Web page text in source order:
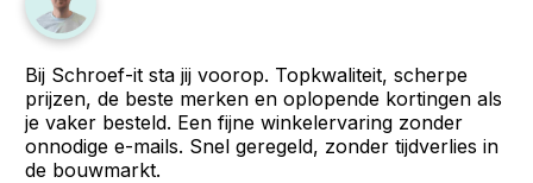
Bij Schroef-it sta jij voorop. Topkwaliteit, scherpe
prijzen, de beste merken en oplopende kortingen als
je vaker besteld. Een fijne winkelervaring zonder
onnodige e-mails. Snel geregeld, zonder tijdverlies in
de bouwmarkt.